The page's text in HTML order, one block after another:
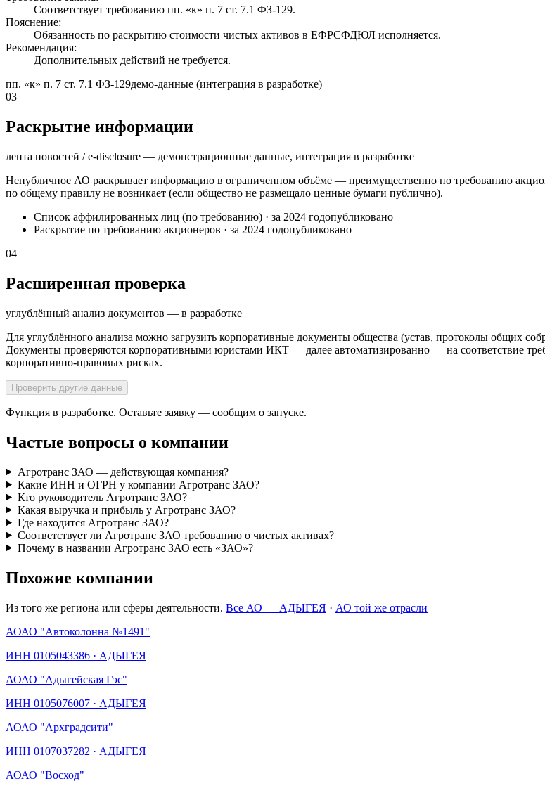
Соответствует требованию пп. «к» п. 7 ст. 7.1 ФЗ-129.
Пояснение:
Обязанность по раскрытию стоимости чистых активов в ЕФРСФДЮЛ исполняется.
Рекомендация:
Дополнительных действий не требуется.
пп. «к» п. 7 ст. 7.1 ФЗ-129демо-данные (интеграция в разработке)
03
Раскрытие информации
лента новостей / e-disclosure — демонстрационные данные, интеграция в разработке
Непубличное АО раскрывает информацию в ограниченном объёме — преимущественно по требованию
по общему правилу не возникает (если общество не размещало ценные бумаги публично).
Список аффилированных лиц (по требованию) · за 2024 годопубликовано
Раскрытие по требованию акционеров · за 2024 годопубликовано
04
Расширенная проверка
углублённый анализ документов — в разработке
Для углублённого анализа можно загрузить корпоративные документы общества (устав, протоколы общих
Документы проверяются корпоративными юристами ИКТ — далее автоматизированно — на соответствие
корпоративно-правовых рисках.
Проверить другие данные
Функция в разработке. Оставьте заявку — сообщим о запуске.
Частые вопросы о компании
Агротранс ЗАО — действующая компания?
Какие ИНН и ОГРН у компании Агротранс ЗАО?
Кто руководитель Агротранс ЗАО?
Какая выручка и прибыль у Агротранс ЗАО?
Где находится Агротранс ЗАО?
Соответствует ли Агротранс ЗАО требованию о чистых активах?
Почему в названии Агротранс ЗАО есть «ЗАО»?
Похожие компании
Из того же региона или сферы деятельности. Все АО — АДЫГЕЯ · АО той же отрасли
АОАО "Автоколонна №1491"
ИНН 0105043386 · АДЫГЕЯ
АОАО "Адыгейская Гэс"
ИНН 0105076007 · АДЫГЕЯ
АОАО "Архградсити"
ИНН 0107037282 · АДЫГЕЯ
АОАО "Восход"